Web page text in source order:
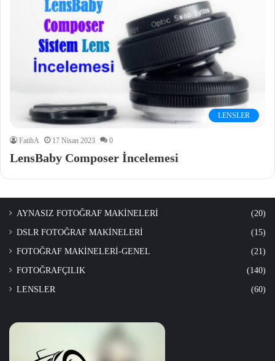
LENSLER
FatihA 17 Nisan 2023 0
LensBaby Composer İncelemesi
AYNASIZ FOTOĞRAF MAKİNELERİ (20)
DSLR FOTOĞRAF MAKİNELERİ (15)
FOTOĞRAF MAKİNELERİ-GENEL (21)
FOTOĞRAFÇILIK (140)
LENSLER (60)